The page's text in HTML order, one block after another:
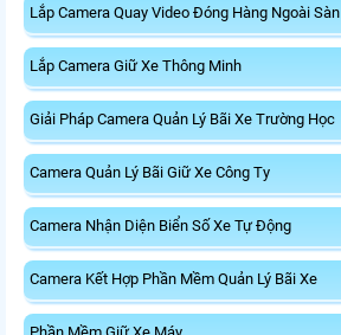
Lắp Camera Quay Video Đóng Hàng Ngoài Sàn
Lắp Camera Giữ Xe Thông Minh
Giải Pháp Camera Quản Lý Bãi Xe Trường Học
Camera Quản Lý Bãi Giữ Xe Công Ty
Camera Nhận Diện Biển Số Xe Tự Động
Camera Kết Hợp Phần Mềm Quản Lý Bãi Xe